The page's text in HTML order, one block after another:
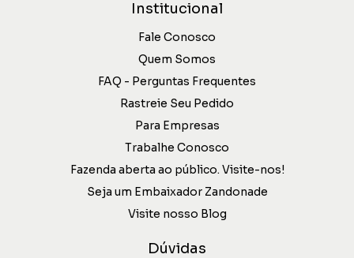
Institucional
Fale Conosco
Quem Somos
FAQ - Perguntas Frequentes
Rastreie Seu Pedido
Para Empresas
Trabalhe Conosco
Fazenda aberta ao público. Visite-nos!
Seja um Embaixador Zandonade
Visite nosso Blog
Dúvidas